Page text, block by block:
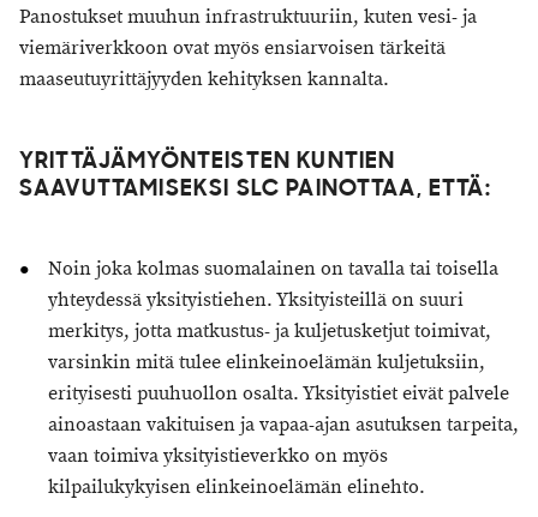
Panostukset muuhun infrastruktuuriin, kuten vesi- ja
viemäriverkkoon ovat myös ensiarvoisen tärkeitä
maaseutuyrittäjyyden kehityksen kannalta.
YRITTÄJÄMYÖNTEISTEN KUNTIEN
SAAVUTTAMISEKSI SLC PAINOTTAA, ETTÄ:
Noin joka kolmas suomalainen on tavalla tai toisella
yhteydessä yksityistiehen. Yksityisteillä on suuri
merkitys, jotta matkustus- ja kuljetusketjut toimivat,
varsinkin mitä tulee elinkeinoelämän kuljetuksiin,
erityisesti puuhuollon osalta. Yksityistiet eivät palvele
ainoastaan vakituisen ja vapaa-ajan asutuksen tarpeita,
vaan toimiva yksityistieverkko on myös
kilpailukykyisen elinkeinoelämän elinehto.